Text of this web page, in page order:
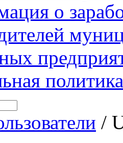
о
политика
/